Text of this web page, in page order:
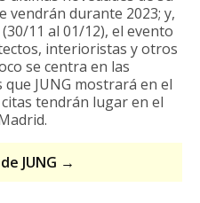
vendrán durante 2023; y,
(30/11 al 01/12), el evento
interioristas y otros
se centra en las
JUNG mostrará en el
tendrán lugar en el
JUNG →